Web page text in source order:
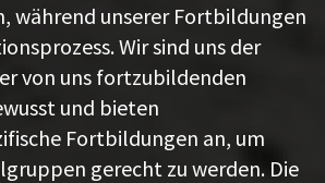
während unserer Fortbildungen
Wir sind uns der
von uns fortzubildenden
und bieten
Fortbildungen an, um
gerecht zu werden. Die